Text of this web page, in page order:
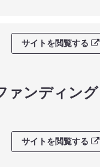
サイトを閲覧する
ァンディング
サイトを閲覧する